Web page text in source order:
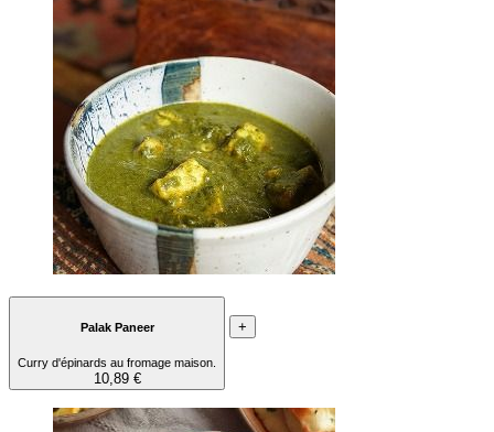
Palak Paneer
Curry d'épinards au fromage maison.
10,89 €
+